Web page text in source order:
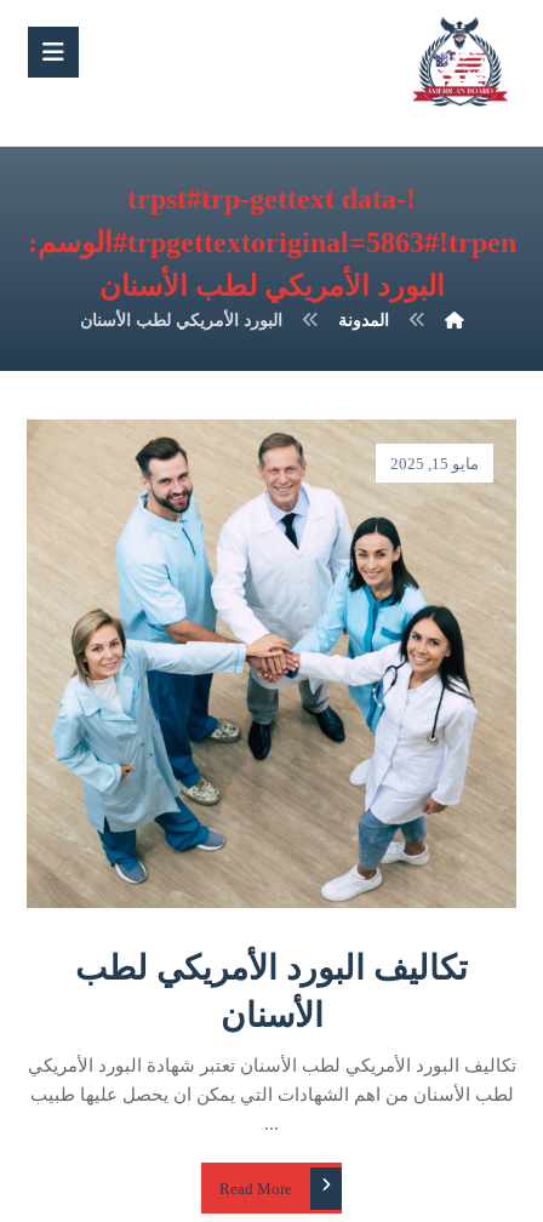
!trpst#trp-gettext data-
trpgettextoriginal=5863#!trpen#الوسم:
البورد الأمريكي لطب الأسنان
المدونة البورد الأمريكي لطب الأسنان
تكاليف البورد الأمريكي لطب
الأسنان
مايو 15, 2025
تكاليف البورد الأمريكي لطب الأسنان تعتبر شهادة البورد الأمريكي
لطب الأسنان من اهم الشهادات التي يمكن ان يحصل عليها طبيب
...
Read More